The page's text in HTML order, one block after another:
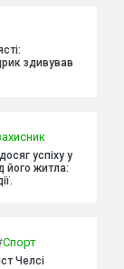
здивував
успіху у
його житла:
Спорт
Челсі